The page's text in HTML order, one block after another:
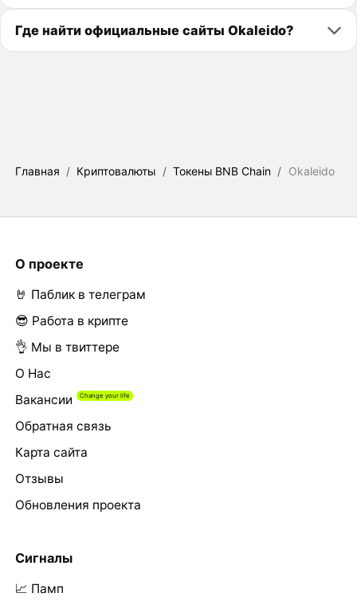
Где найти официальные сайты Okaleido?
Главная / Криптовалюты / Токены BNB Chain / Okaleido
О проекте
🤘 Паблик в телеграм
😎 Работа в крипте
👌 Мы в твиттере
О Нас
Вакансии
Обратная связь
Карта сайта
Отзывы
Обновления проекта
Сигналы
📈 Памп